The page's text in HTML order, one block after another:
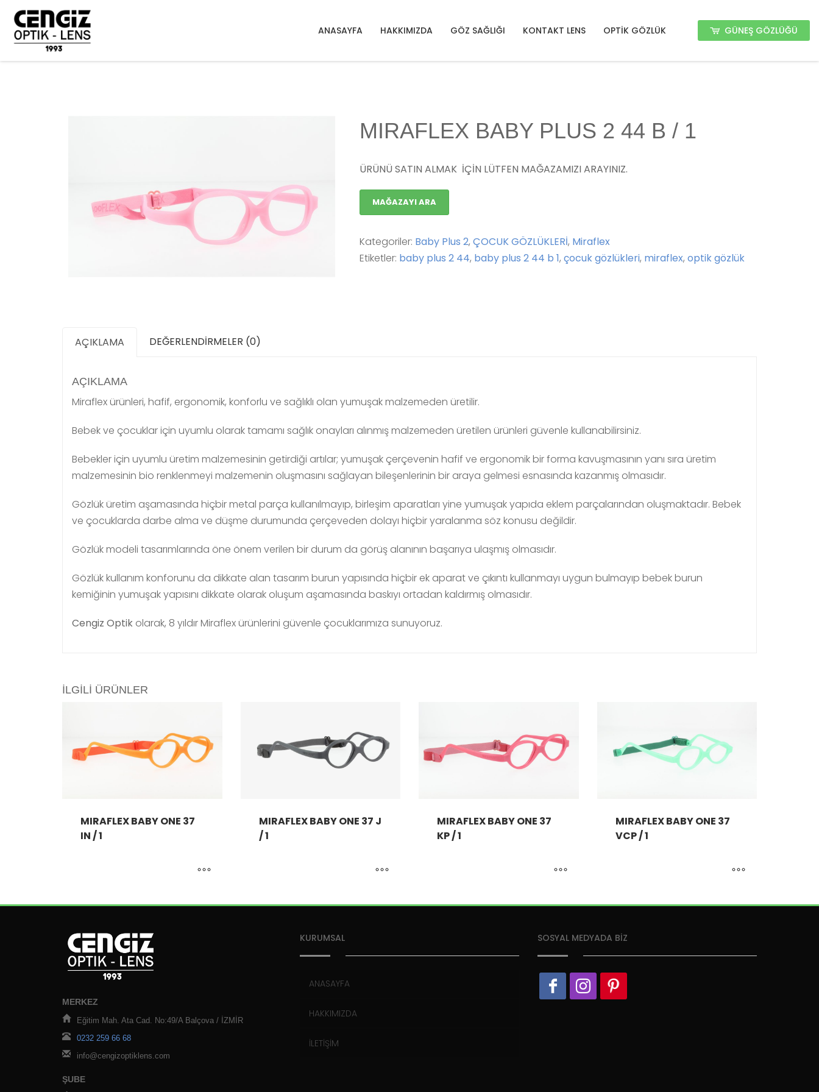
ANASAYFA HAKKIMIZDA GÖZ SAĞLIĞI KONTAKT LENS OPTİK GÖZLÜK GÜNEŞ GÖZLÜĞÜ
ANASAYFA
MIRAFLEX BABY PLUS 2 44 B / 1
ÜRÜNÜ SATIN ALMAK İÇİN LÜTFEN MAĞAZAMIZI ARAYINIZ.
MAĞAZAYI ARA
Kategoriler: Baby Plus 2, ÇOCUK GÖZLÜKLERİ, Miraflex
Etiketler: baby plus 2 44, baby plus 2 44 b 1, çocuk gözlükleri, miraflex, optik gözlük
AÇIKLAMA DEĞERLENDIRMELER (0)
AÇIKLAMA
Miraflex ürünleri, hafif, ergonomik, konforlu ve sağlıklı olan yumuşak malzemeden üretilir.
Bebek ve çocuklar için uyumlu olarak tamamı sağlık onayları alınmış malzemeden üretilen ürünleri güvenle kullanabilirsiniz.
Bebekler için uyumlu üretim malzemesinin getirdiği artılar; yumuşak çerçevenin hafif ve ergonomik bir forma kavuşmasının yanı sıra üretim
malzemesinin bio renklenmeyi malzemenin oluşmasını sağlayan bileşenlerinin bir araya gelmesi esnasında kazanmış olmasıdır.
Gözlük üretim aşamasında hiçbir metal parça kullanılmayıp, birleşim aparatları yine yumuşak yapıda eklem parçalarından oluşmaktadır. Bebek
ve çocuklarda darbe alma ve düşme durumunda çerçeveden dolayı hiçbir yaralanma söz konusu değildir.
Gözlük modeli tasarımlarında öne önem verilen bir durum da görüş alanının başarıya ulaşmış olmasıdır.
Gözlük kullanım konforunu da dikkate alan tasarım burun yapısında hiçbir ek aparat ve çıkıntı kullanmayı uygun bulmayıp bebek burun
kemiğinin yumuşak yapısını dikkate olarak oluşum aşamasında baskıyı ortadan kaldırmış olmasıdır.
Cengiz Optik olarak, 8 yıldır Miraflex ürünlerini güvenle çocuklarımıza sunuyoruz.
İLGILI ÜRÜNLER
MIRAFLEX BABY ONE 37
IN / 1
MIRAFLEX BABY ONE 37 J
/ 1
MIRAFLEX BABY ONE 37
KP / 1
MIRAFLEX BABY ONE 37
VCP / 1
MERKEZ
Eğitim Mah. Ata Cad. No:49/A Balçova / İZMİR
0232 259 66 68
info@cengizoptiklens.com
ŞUBE
KURUMSAL
ANASAYFA
HAKKIMIZDA
İLETİŞİM
SOSYAL MEDYADA BİZ